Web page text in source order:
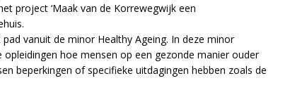
project ‘Maak van de Korrewegwijk een
vanuit de minor Healthy Ageing. In deze minor
hoe mensen op een gezonde manier ouder
beperkingen of specifieke uitdagingen hebben zoals de